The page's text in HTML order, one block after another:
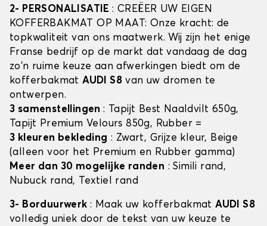
2- PERSONALISATIE: CREËER UW EIGEN
KOFFERBAKMAT OP MAAT: Onze kracht: de
topkwaliteit van ons maatwerk. Wij zijn het enige
Franse bedrijf op de markt dat vandaag de dag
zo'n ruime keuze aan afwerkingen biedt om de
kofferbakmatAUDI S8 van uw dromen te
ontwerpen.
3 samenstellingen: Tapijt Best Naaldvilt 650g,
Tapijt Premium Velours 850g, Rubber =
3 kleuren bekleding : Zwart, Grijze kleur, Beige
(alleen voor het Premium en Rubber gamma)
Meer dan 30 mogelijke randen : Simili rand,
Nubuck rand, Textiel rand
3- Borduurwerk : Maak uw kofferbakmatAUDI S8
volledig uniek door de tekst van uw keuze te